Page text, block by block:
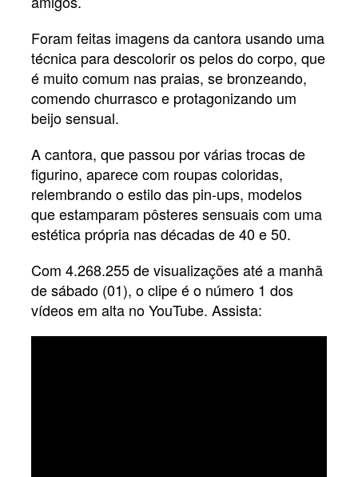
Foram feitas imagens da cantora usando uma
técnica para descolorir os pelos do corpo, que
é muito comum nas praias, se bronzeando,
comendo churrasco e protagonizando um
beijo sensual.
A cantora, que passou por várias trocas de
figurino, aparece com roupas coloridas,
relembrando o estilo das pin-ups, modelos
que estamparam pôsteres sensuais com uma
estética própria nas décadas de 40 e 50.
Com 4.268.255 de visualizações até a manhã
de sábado (01), o clipe é o número 1 dos
vídeos em alta no YouTube. Assista: